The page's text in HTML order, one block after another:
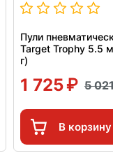
Пули
Target Trophy 5.5
г)
1 725 5 021
В корзину